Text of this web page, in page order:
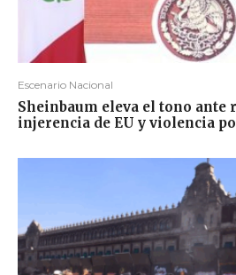
Escenario Nacional
Sheinbaum eleva el tono ante
injerencia de EU y violencia